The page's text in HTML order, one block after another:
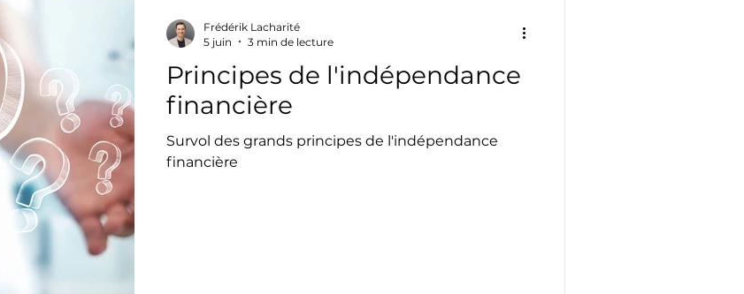
Principes de l'indépendance
financière
Survol des grands principes de l'indépendance
financière
Frédérik Lacharité
5 juin
3 min de lecture